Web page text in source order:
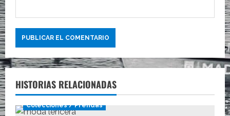
HISTORIAS RELACIONADAS
Colecciones / Prendas